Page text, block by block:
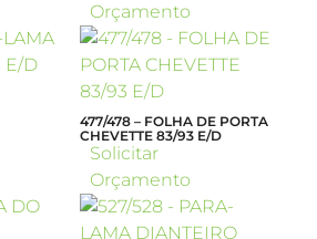
Orçamento
477/478 – FOLHA DE PORTA
CHEVETTE 83/93 E/D
Solicitar
Orçamento